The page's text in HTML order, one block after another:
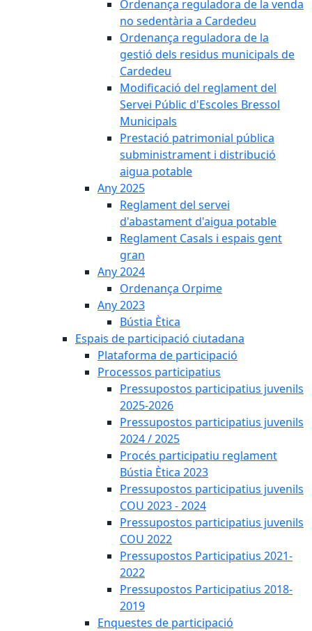
Ordenança reguladora de la venda
no sedentària a Cardedeu
Ordenança reguladora de la
gestió dels residus municipals de
Cardedeu
Modificació del reglament del
Servei Públic d'Escoles Bressol
Municipals
Prestació patrimonial pública
subministrament i distribució
aigua potable
Any 2025
Reglament del servei
d'abastament d'aigua potable
Reglament Casals i espais gent
gran
Any 2024
Ordenança Orpime
Any 2023
Bústia Ètica
Espais de participació ciutadana
Plataforma de participació
Processos participatius
Pressupostos participatius juvenils
2025-2026
Pressupostos participatius juvenils
2024 / 2025
Procés participatiu reglament
Bústia Ètica 2023
Pressupostos participatius juvenils
COU 2023 - 2024
Pressupostos participatius juvenils
COU 2022
Pressupostos Participatius 2021-
2022
Pressupostos Participatius 2018-
2019
Enquestes de participació